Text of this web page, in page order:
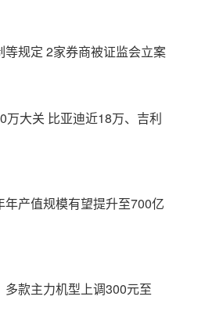
规定 2家券商被证监会立案
万大关 比亚迪近18万、吉利
年产值规模有望提升至700亿
款主力机型上调300元至